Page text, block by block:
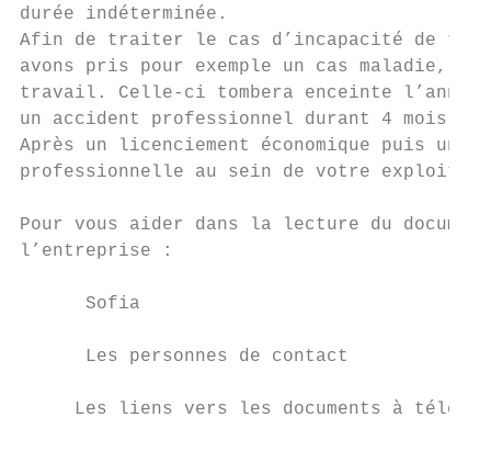
durée indéterminée.
Afin de traiter le cas d’incapacité de
avons pris pour exemple un cas maladie,
travail. Celle-ci tombera enceinte
un accident professionnel durant 4 mois.
Après un licenciement économique puis un
professionnelle au sein de votre
Pour vous aider dans la lecture du
l’entreprise :
      Sofia
      Les personnes de contact
Les liens vers les documents à